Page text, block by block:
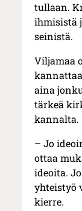
tullaan.
ihmisistä
seinistä.
Viljamaa
aina
tärkeä
kannalta.
– Jo
ottaa
ideoita.
yhteistyö
kierre.